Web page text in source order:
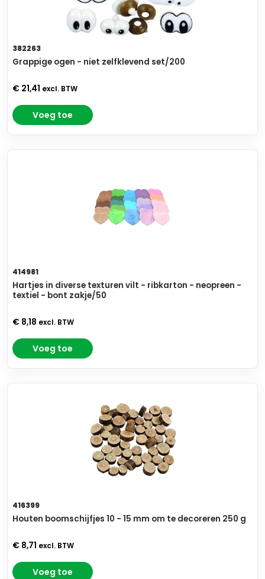
382263
Grappige ogen - niet zelfklevend set/200
€ 21,41 excl. BTW
Voeg toe
414981
Hartjes in diverse texturen vilt - ribkarton - neopreen -
textiel - bont zakje/50
€ 8,18 excl. BTW
Voeg toe
416399
Houten boomschijfjes 10 - 15 mm om te decoreren 250 g
€ 8,71 excl. BTW
Voeg toe